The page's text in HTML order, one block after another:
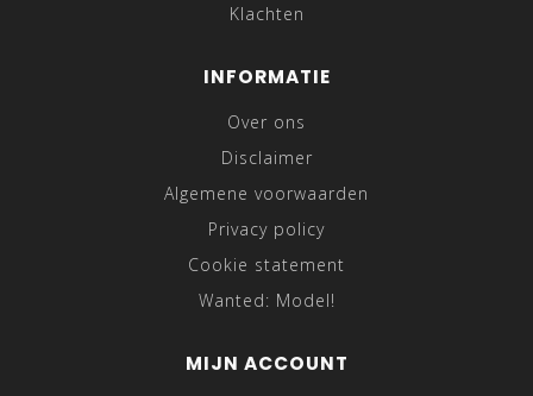
Klachten
INFORMATIE
Over ons
Disclaimer
Algemene voorwaarden
Privacy policy
Cookie statement
Wanted: Model!
MIJN ACCOUNT